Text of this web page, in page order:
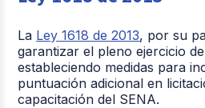
La Ley 1618 de 2013, por su
garantizar el pleno ejercicio
estableciendo medidas para
puntuación adicional en
capacitación del SENA.